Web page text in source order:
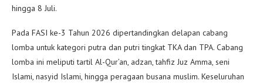
hingga 8 Juli.
Pada FASI ke-3 Tahun 2026 dipertandingkan delapan cabang
lomba untuk kategori putra dan putri tingkat TKA dan TPA. Cabang
lomba ini meliputi tartil Al-Qur’an, adzan, tahfiz Juz Amma, seni
Islami, nasyid Islami, hingga peragaan busana muslim. Keseluruhan